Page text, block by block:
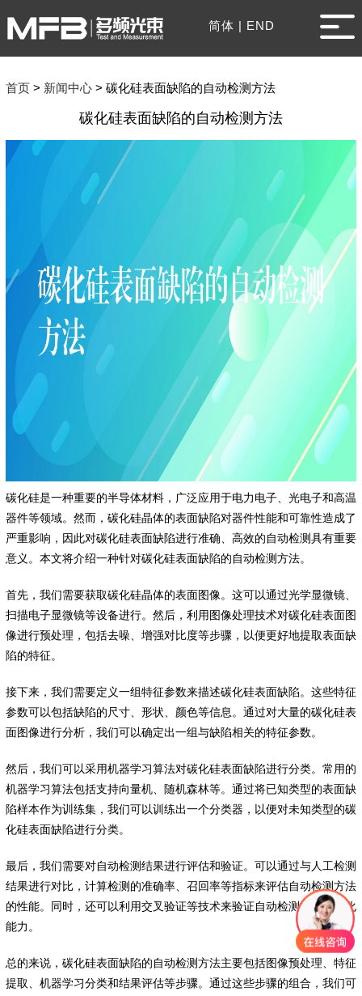
简体 | END
首页> 新闻中心> 碳化硅表面缺陷的自动检测方法
碳化硅表面缺陷的自动检测方法
碳化硅是一种重要的半导体材料，广泛应用于电力电子、光电子和高温
器件等领域。然而，碳化硅晶体的表面缺陷对器件性能和可靠性造成了
严重影响，因此对碳化硅表面缺陷进行准确、高效的自动检测具有重要
意义。本文将介绍一种针对碳化硅表面缺陷的自动检测方法。
首先，我们需要获取碳化硅晶体的表面图像。这可以通过光学显微镜、
扫描电子显微镜等设备进行。然后，利用图像处理技术对碳化硅表面图
像进行预处理，包括去噪、增强对比度等步骤，以便更好地提取表面缺
陷的特征。
接下来，我们需要定义一组特征参数来描述碳化硅表面缺陷。这些特征
参数可以包括缺陷的尺寸、形状、颜色等信息。通过对大量的碳化硅表
面图像进行分析，我们可以确定出一组与缺陷相关的特征参数。
然后，我们可以采用机器学习算法对碳化硅表面缺陷进行分类。常用的
机器学习算法包括支持向量机、随机森林等。通过将已知类型的表面缺
陷样本作为训练集，我们可以训练出一个分类器，以便对未知类型的碳
化硅表面缺陷进行分类。
最后，我们需要对自动检测结果进行评估和验证。可以通过与人工检测
结果进行对比，计算检测的准确率、召回率等指标来评估自动检测方法
的性能。同时，还可以利用交叉验证等技术来验证自动检测方法的泛化
能力。
总的来说，碳化硅表面缺陷的自动检测方法主要包括图像预处理、特征
提取、机器学习分类和结果评估等步骤。通过这些步骤的组合，我们可